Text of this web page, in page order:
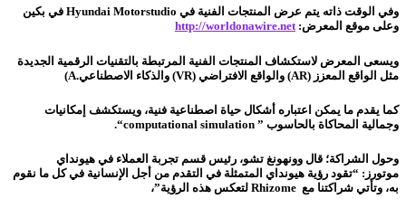
وفي الوقت ذاته يتم عرض المنتجات الفنية في Hyundai Motorstudio في بكين
وعلى موقع المعرض:http://worldonawire.net
ويسعى المعرض لاستكشاف المنتجات الفنية المرتبطة بالتقنيات الرقمية الجديدة
مثل الواقع المعزز (AR) والواقع الافتراضي (VR) والذكاء الاصطناعي(A.
كما يقدم ما يمكن اعتباره أشكال حياة اصطناعية فنية، ويستكشف إمكانيات
وجمالية المحاكاة بالحاسوب ” computational simulation
“
.
وحول الشراكة؛ قال وونهونغ تشو، رئيس قسم تجربة العملاء في هيونداي
موتورز: “تقود رؤية هيونداي المتمثلة في التقدم من أجل الإنسانية في كل ما نقوم
به، وتأتي شراكتنا مع Rhizome لتعكس هذه الرؤية”،